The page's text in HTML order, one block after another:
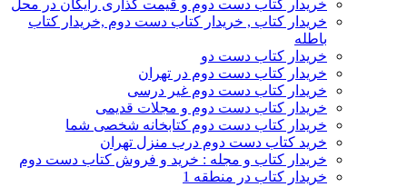
خریدار کتاب دست دوم و قیمت گذاری رایگان در محل
خریدار کتاب , خریدار کتاب دست دوم ,خریدار کتاب
باطله
خریدار کتاب دست دو
خریدار کتاب دست دوم در تهران
خریدار کتاب دست دوم غیر درسی
خریدار کتاب دست دوم و مجلات قدیمی
خریدار کتاب دست دوم کتابخانه شخصی شما
خرید کتاب دست دوم درب منزل تهران
خریدار کتاب و مجله : خرید و فروش کتاب دست دوم
خریدار کتاب در منطقه 1